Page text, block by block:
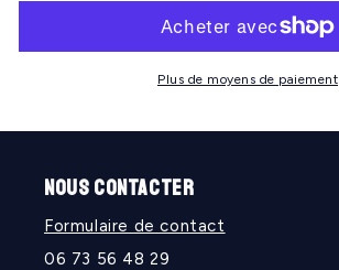
Plus de moyens de paiement
NOUS CONTACTER
Formulaire de contact
06 73 56 48 29